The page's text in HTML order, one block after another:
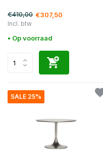
€410,00 €307,50
Incl. btw
• Op voorraad
SALE 25%